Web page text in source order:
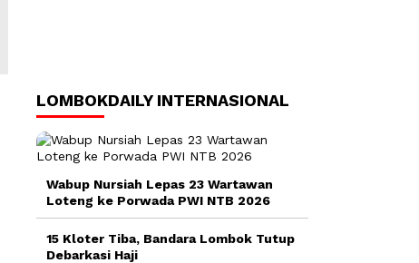
LOMBOKDAILY INTERNASIONAL
Wabup Nursiah Lepas 23 Wartawan
Loteng ke Porwada PWI NTB 2026
15 Kloter Tiba, Bandara Lombok Tutup
Debarkasi Haji